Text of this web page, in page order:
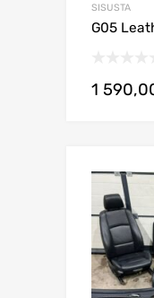
SISUSTA
G05
1